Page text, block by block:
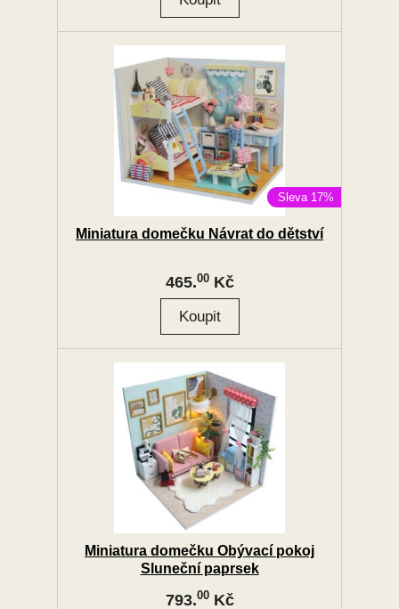
Sleva 17%
Miniatura domečku Návrat do dětství
465.00Kč
Miniatura domečku Obývací pokoj
Sluneční paprsek
793.00Kč